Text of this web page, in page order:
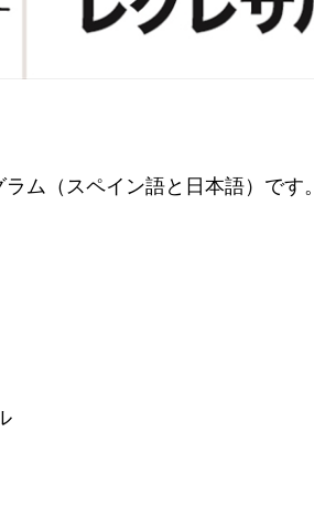
ム（スペイン語と日本語）です。